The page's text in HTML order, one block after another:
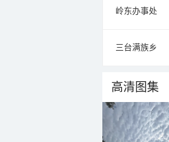
岭东办事处
三台满族乡
高清图集